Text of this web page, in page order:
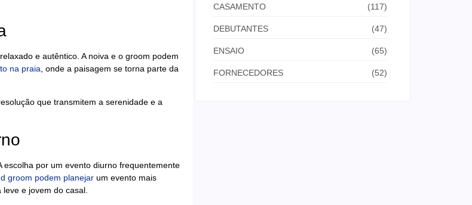
e autêntico. A noiva e o groom podem
na praia , onde a paisagem se torna parte da
que transmitem a serenidade e a
por um evento diurno frequentemente
groom podem planejar um evento mais
e jovem do casal.
CASAMENTO (117)
DEBUTANTES (47)
ENSAIO (65)
FORNECEDORES (52)